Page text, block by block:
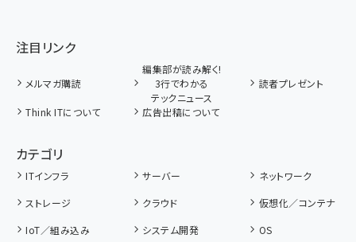
注目リンク
メルマガ購読
編集部が読み解く!
3行でわかる
テックニュース
読者プレゼント
Think ITについて 広告出稿について
カテゴリ
ITインフラ サーバー
ネットワーク
ストレージ
クラウド
仮想化／コンテナ
IoT／組み込み
システム開発 OS